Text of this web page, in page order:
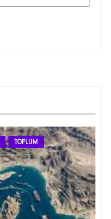
TOPLUM